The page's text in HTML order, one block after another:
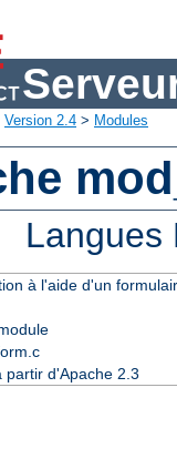
Version 2.4 > Modules
à l'aide d'un
partir d'Apache 2.3